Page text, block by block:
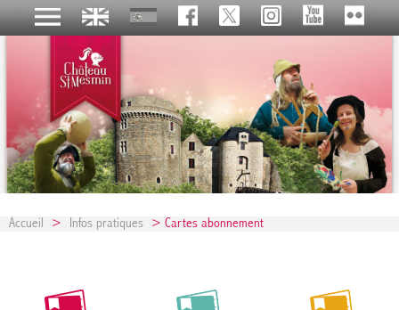
Accueil > Infos pratiques > Cartes abonnement